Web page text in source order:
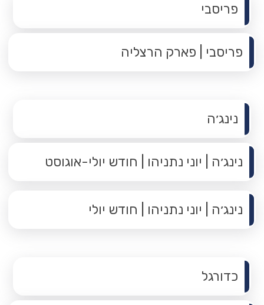
פריסבי
פריסבי | פארק הרצליה
תפריט משנה
נינג׳ה
נינג׳ה | יוני נתניהו | חודש יולי-אוגוסט
נינג׳ה | יוני נתניהו | חודש יולי
תפריט משנה
כדורגל